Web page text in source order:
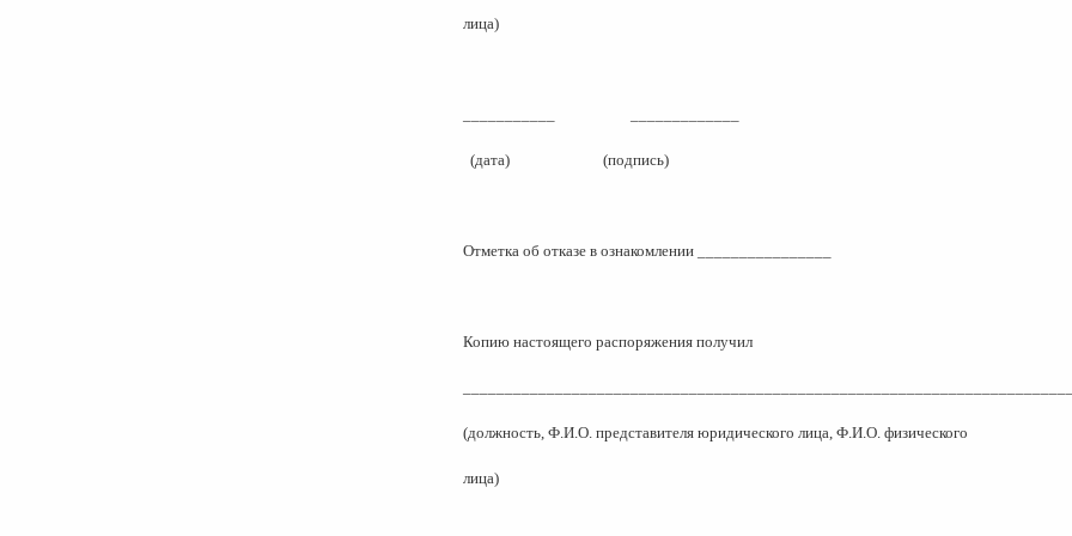
лица)
(дата) (подпись)
Отметка об отказе в ознакомлении ________________
Копию настоящего распоряжения получил
(должность, Ф.И.О. представителя юридического лица, Ф.И.О. физического
лица)